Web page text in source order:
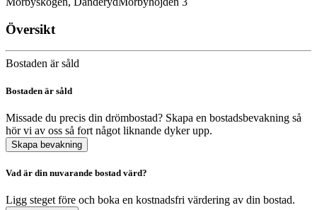
Översikt
Bostaden är såld
Bostaden är såld
Missade du precis din drömbostad? Skapa en bostadsbevakning så
hör vi av oss så fort något liknande dyker upp.
Skapa bevakning
Vad är din nuvarande bostad värd?
Ligg steget före och boka en kostnadsfri värdering av din bostad.